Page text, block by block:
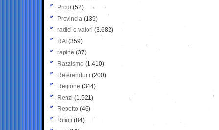
Prodi (52)
Provincia (139)
radici e valori (3.682)
RAI (359)
rapine (37)
Razzismo (1.410)
Referendum (200)
Regione (344)
Renzi (1.521)
Repetto (46)
Rifiuti (84)